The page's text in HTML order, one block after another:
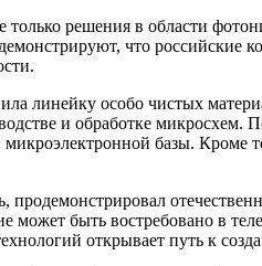
решения в области
что российские
линейку особо чистых
и обработке микросхем.
базы. Кроме
быть востребовано в
открывает путь к